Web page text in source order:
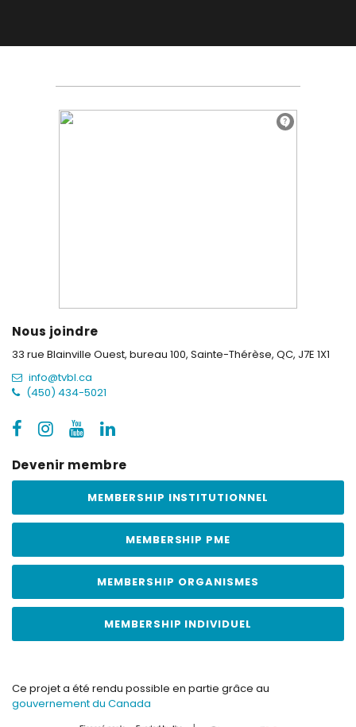
Nous joindre
33 rue Blainville Ouest, bureau 100, Sainte-Thérèse, QC, J7E 1X1
info@tvbl.ca
(450) 434-5021
Devenir membre
MEMBERSHIP INSTITUTIONNEL
MEMBERSHIP PME
MEMBERSHIP ORGANISMES
MEMBERSHIP INDIVIDUEL
Ce projet a été rendu possible en partie grâce au
gouvernement du Canada